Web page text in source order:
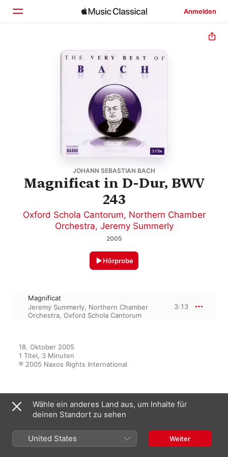
Anmelden
Startseite
JOHANN SEBASTIAN BACH
Magnificat in D-Dur, BWV
243
Oxford Schola Cantorum, Northern Chamber
Orchestra, Jeremy Summerly
2005
Hörprobe
Magnificat
Jeremy Summerly, Northern Chamber
Orchestra, Oxford Schola Cantorum
3:13
18. Oktober 2005
1 Titel, 3 Minuten
℗ 2005 Naxos Rights International
Aus dem Album
The Very Best of Bach
Wähle ein anderes Land aus, um Inhalte für
deinen Standort zu sehen
United States Weiter